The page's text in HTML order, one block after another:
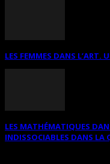
LES FEMMES DANS L’ART.
LES MATHÉMATIQUES
INDISSOCIABLES DANS LA